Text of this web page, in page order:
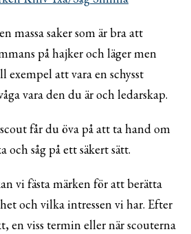
massa saker som är bra att
på hajker och läger men
exempel att vara en schysst
vara den du är och ledarskap.
får du öva på att ta hand om
och såg på ett säkert sätt.
vi fästa märken för att berätta
och vilka intressen vi har. Efter
en viss termin eller när scouterna